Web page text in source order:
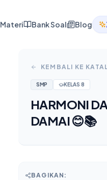
Materi Bank Soal Blog
KEMBALI KE
SMP KELAS 8
HARMONI
DAMAI 😊📚
BAGIKAN: